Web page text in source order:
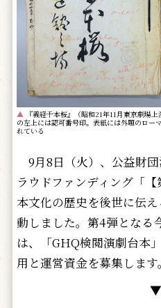
▲ 『義経千本桜』（昭和21年11月東京劇場
の左上には認可番号印。表紙には外題のロー
れている
9月8日（火）、公益財
ラウドファンディング「
本文化の歴史を後世に伝
動しました。第4弾となる
は、「GHQ検閲演劇台本
用と運営資金を募集します。
▼